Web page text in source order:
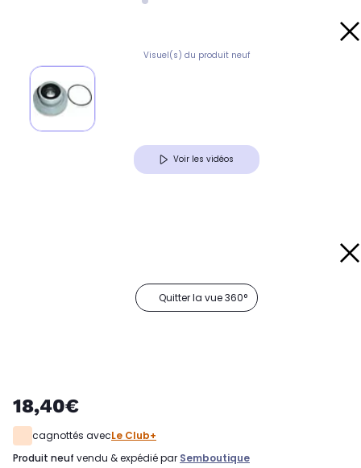
Visuel(s) du produit neuf
Voir les vidéos
Quitter la vue 360°
18,40€
cagnottés avecLe Club+
produit neuf vendu & expédié par Semboutique